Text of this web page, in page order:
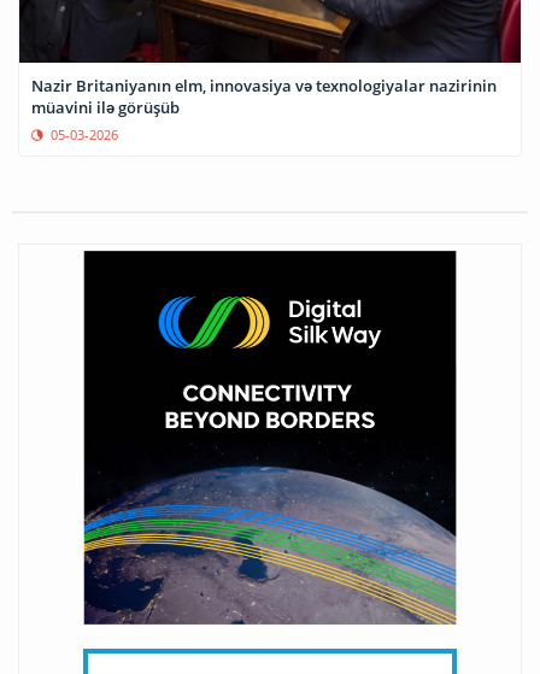
Nazir Britaniyanın elm, innovasiya və texnologiyalar nazirinin
müavini ilə görüşüb
05-03-2026